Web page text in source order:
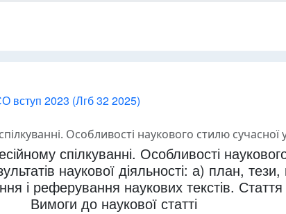
вступ 2023 (Лгб 32 2025)
наукової діяльності: а) план, тези, конспект як важливий засіб організації розумової праці; б) анотування і реферування наукових текстів. Стаття як
спілкуванні. Особливості
наукової діяльності: а) план,
і реферування наукових текстів.
Вимоги до наукової статті